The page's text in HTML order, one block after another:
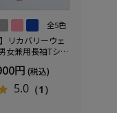
全5色
】リカバリーウェ
女兼用長袖Tシャ
【一
～LLサイズ
円 (税込)
5.0 （1）